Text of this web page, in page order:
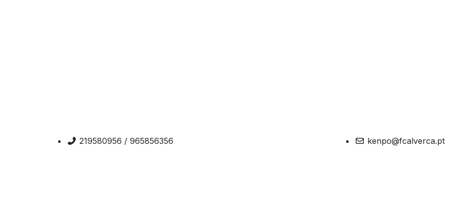
219580956 / 965856356 kenpo@fcalverca.pt